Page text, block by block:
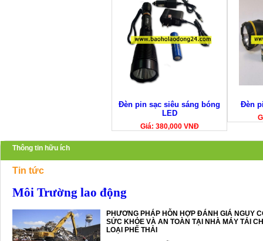
Đèn pin sạc siêu sáng bóng
LED
Giá: 380,000 VNĐ
Đèn
Thông tin hữu ích
Tin tức
Môi Trường lao động
PHƯƠNG PHÁP HỖN HỢP ĐÁNH GIÁ NGUY
SỨC KHỎE VÀ AN TOÀN TẠI NHÀ MÁY TÁI
LOẠI PHẾ THẢI